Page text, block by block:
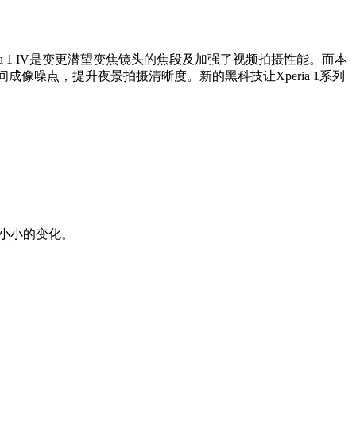
IV是变更潜望变焦镜头的焦段及加强了视频拍摄性能。而本
像噪点，提升夜景拍摄清晰度。新的黑科技让Xperia 1系列
小的变化。